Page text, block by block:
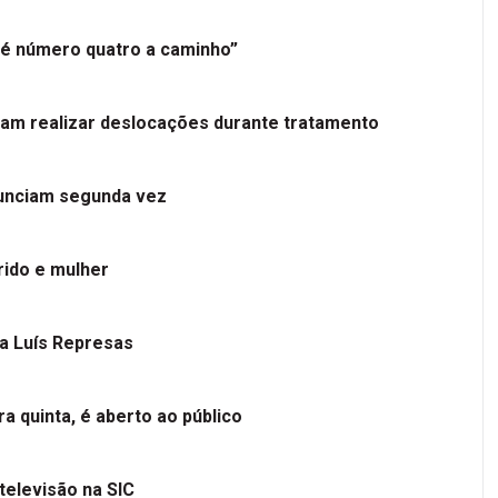
número quatro a caminho”
realizar deslocações durante tratamento
segunda vez
e mulher
Luís Represas
quinta, é aberto ao público
na SIC